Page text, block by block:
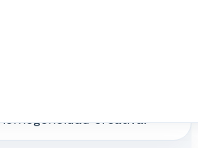
una adaptación publicitaria
recurrentes para
que requieren
creativa.